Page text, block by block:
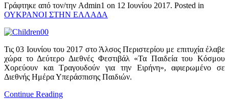
Γράφτηκε από τον/την Admin1 on 12 Ιουνίου 2017. Posted in
ΟΥΚΡΑΝΟΙ ΣΤΗΝ ΕΛΛΑΔΑ
Τις 03 Ιουνίου του 2017 στο Άλσος Περιστερίου με επιτυχία έλαβε
χώρα το Δεύτερο Διεθνές Φεστιβάλ «Τα Παιδεία του Κόσμου
Χορεύουν και Τραγουδούν για την Ειρήνη», αφιερωμένο σε
Διεθνής Ημέρα Υπεράσπισης Παιδιών.
Continue Reading